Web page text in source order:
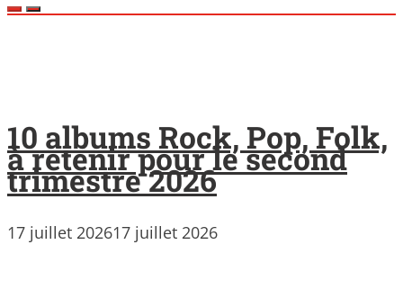
10 albums Rock, Pop, Folk,
à retenir pour le second
trimestre 2026
17 juillet 202617 juillet 2026